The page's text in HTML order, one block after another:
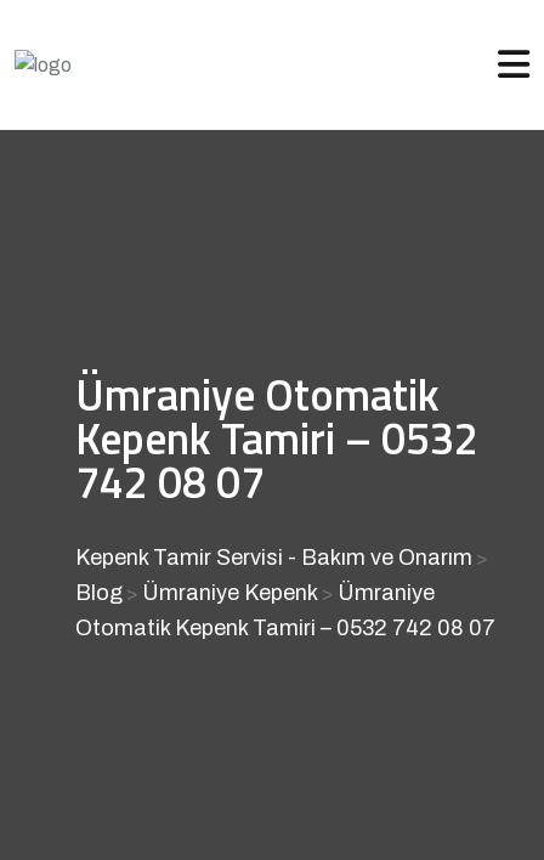
Ümraniye Otomatik
Kepenk Tamiri – 0532
742 08 07
Kepenk Tamir Servisi - Bakım ve Onarım >
Blog > Ümraniye Kepenk > Ümraniye
Otomatik Kepenk Tamiri – 0532 742 08 07